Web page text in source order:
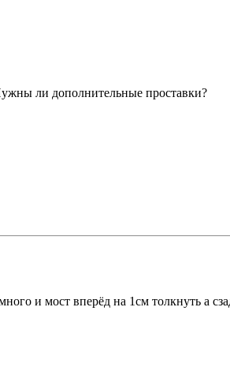
ли дополнительные проставки?
и мост вперёд на 1см толкнуть а